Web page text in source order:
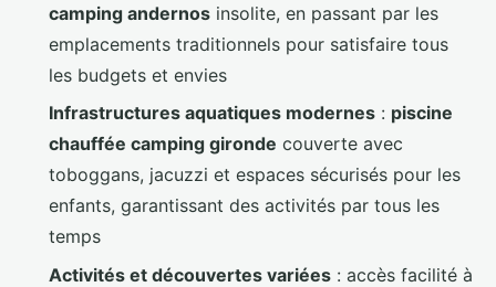
camping andernos insolite, en passant par les
emplacements traditionnels pour satisfaire tous
les budgets et envies
Infrastructures aquatiques modernes : piscine
chauffée camping gironde couverte avec
toboggans, jacuzzi et espaces sécurisés pour les
enfants, garantissant des activités par tous les
temps
Activités et découvertes variées : accès facilité à